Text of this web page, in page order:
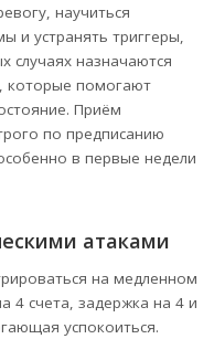
научиться
и устранять триггеры,
назначаются
которые помогают
Приём
по предписанию
в первые недели
атаками
на медленном
4 счета, задержка на 4 и
успокоиться.